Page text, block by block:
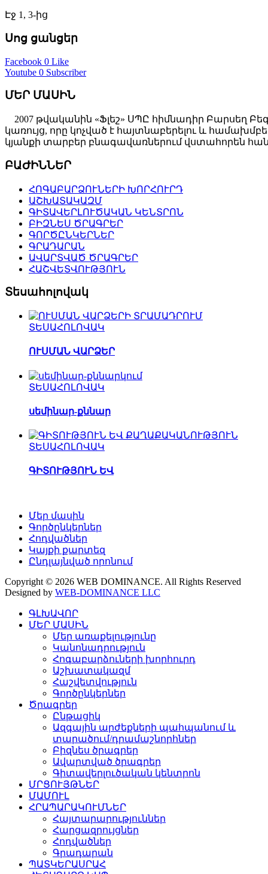
Էջ 1, 3-ից
Սոց ցանցեր
Facebook 0 Like
Youtube 0 Subscriber
ՄԵՐ ՄԱՍԻՆ
2007 թվականին «Ֆլեշ» ՍՊԸ հիմնադիր Բարսեղ
կառույց, որը կոչված է հայտնաբերելու և
կյանքի տարբեր բնագավառներում վստահորեն
ԲԱԺԻՆՆԵՐ
ՀՈԳԱԲԱՐՁՈՒՆԵՐԻ ԽՈՐՀՈՒՐԴ
ԱՇԽԱՏԱԿԱԶՄ
ԳԻՏԱՎԵՐԼՈՒԾԱԿԱՆ ԿԵՆՏՐՈՆ
ԲԻԶՆԵՍ ԾՐԱԳՐԵՐ
ԳՈՐԾԸՆԿԵՐՆԵՐ
ԳՐԱԴԱՐԱՆ
ԱՎԱՐՏՎԱԾ ԾՐԱԳՐԵՐ
ՀԱՇՎԵՏՎՈՒԹՅՈՒՆ
Տեսահոլովակ
ՏԵՍԱՀՈԼՈՎԱԿ
ՈՒՍՄԱՆ ՎԱՐՁԵՐ
ՏԵՍԱՀՈԼՈՎԱԿ
սեմինար-քննար
ՏԵՍԱՀՈԼՈՎԱԿ
ԳԻՏՈՒԹՅՈՒՆ ԵՎ
Մեր մասին
Գործընկերներ
Հոդվածներ
Կայքի քարտեզ
Ընդլայնված որոնում
Copyright © 2026 WEB DOMINANCE. All Rights Reserved
Designed by WEB-DOMINANCE LLC
ԳԼԽԱՎՈՐ
ՄԵՐ ՄԱՍԻՆ
Մեր առաքելությունը
Կանոնադրություն
Հոգաբարձուների խորհուրդ
Աշխատակազմ
Հաշվետվություն
Գործընկերներ
Ծրագրեր
Ընթացիկ
Ազգային արժեքների պահպանում և
տարածում/դրամաշնորհներ
Բիզնես ծրագրեր
Ավարտված ծրագրեր
Գիտավերլուծական կենտրոն
ՄՐՑՈՒՅԹՆԵՐ
ՄԱՄՈՒԼ
ՀՐԱՊԱՐԱԿՈՒՄՆԵՐ
Հայտարարություններ
Հարցազրույցներ
Հոդվածներ
Գրադարան
ՊԱՏԿԵՐԱՍՐԱՀ